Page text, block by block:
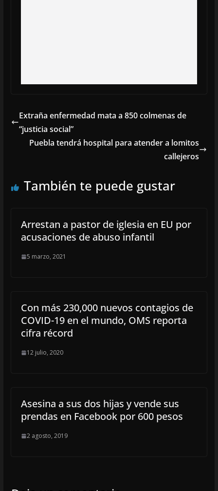
Extraña enfermedad mata a 850 colmenas de
“justicia social”
Puebla tendrá hospital para atender a lomitos
callejeros
También te puede gustar
Arrestan a pastor de iglesia en EU por
acusaciones de abuso infantil
5 marzo, 2021
Con más 230,000 nuevos contagios de
COVID-19 en el mundo, OMS reporta
cifra récord
12 julio, 2020
Asesina a sus dos hijas y vende sus
prendas en Facebook por 600 pesos
2 agosto, 2019